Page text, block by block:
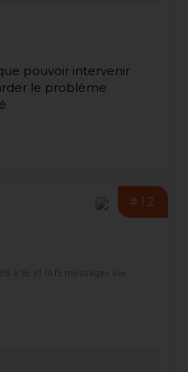
pouvoir intervenir
le problème
#12
à 16:21
(415 messages sur